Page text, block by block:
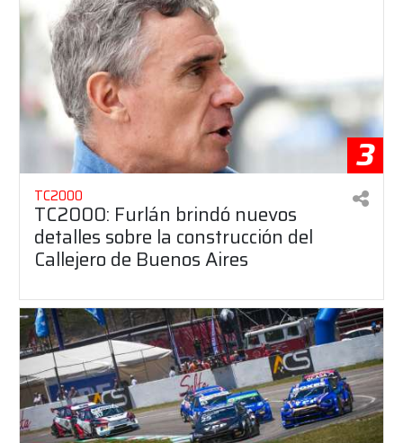
3
TC2000
TC2000: Furlán brindó nuevos
detalles sobre la construcción del
Callejero de Buenos Aires